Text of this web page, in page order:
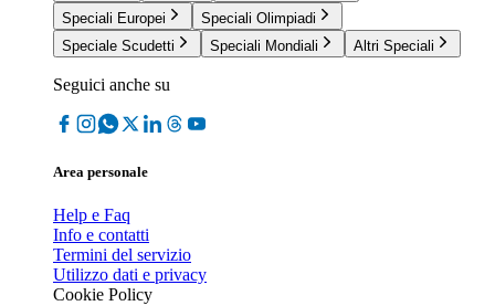
Speciali Europei
Speciali Olimpiadi
Speciale Scudetti
Speciali Mondiali Altri Speciali
Seguici anche su
Area personale
Help e Faq
Info e contatti
Termini del servizio
Utilizzo dati e privacy
Cookie Policy